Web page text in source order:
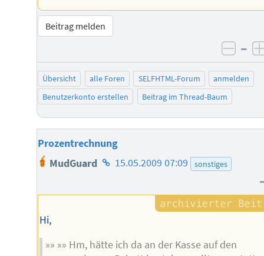
Beitrag melden
–
Übersicht alle Foren SELFHTML-Forum
anmelden
Benutzerkonto erstellen
Beitrag im Thread-Baum
Prozentrechnung
MudGuard Homepage
Autors
15.05.2009 07:09 sonstiges
Hi,
»» »» Hm, hätte ich da an der Kasse auf den